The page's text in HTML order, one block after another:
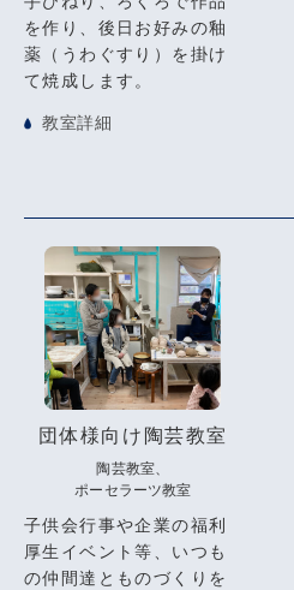
を作り、後日お好みの釉
薬（うわぐすり）を掛け
て焼成します。
教室詳細
団体様向け陶芸教室
陶芸教室、
ポーセラーツ教室
子供会行事や企業の福利
厚生イベント等、いつも
の仲間達とものづくりを